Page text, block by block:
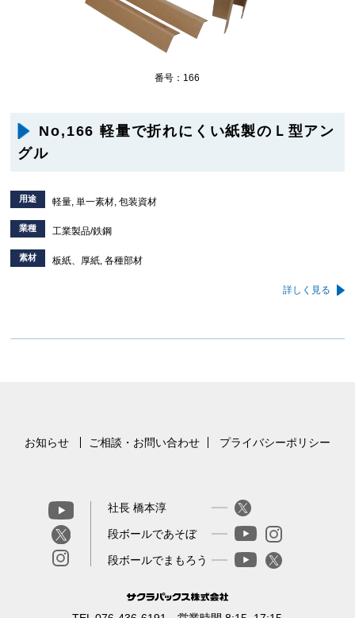
番号：166
No,166 軽量で折れにくい紙製のＬ型アン
グル
用途 軽量, 単一素材, 包装資材
業種 工業製品/鉄鋼
素材 板紙、厚紙, 各種部材
詳しく見る
お知らせ ご相談・お問い合わせ プライバシーポリシー
社長 橋本淳
段ボールであそぼ
段ボールでまもろう